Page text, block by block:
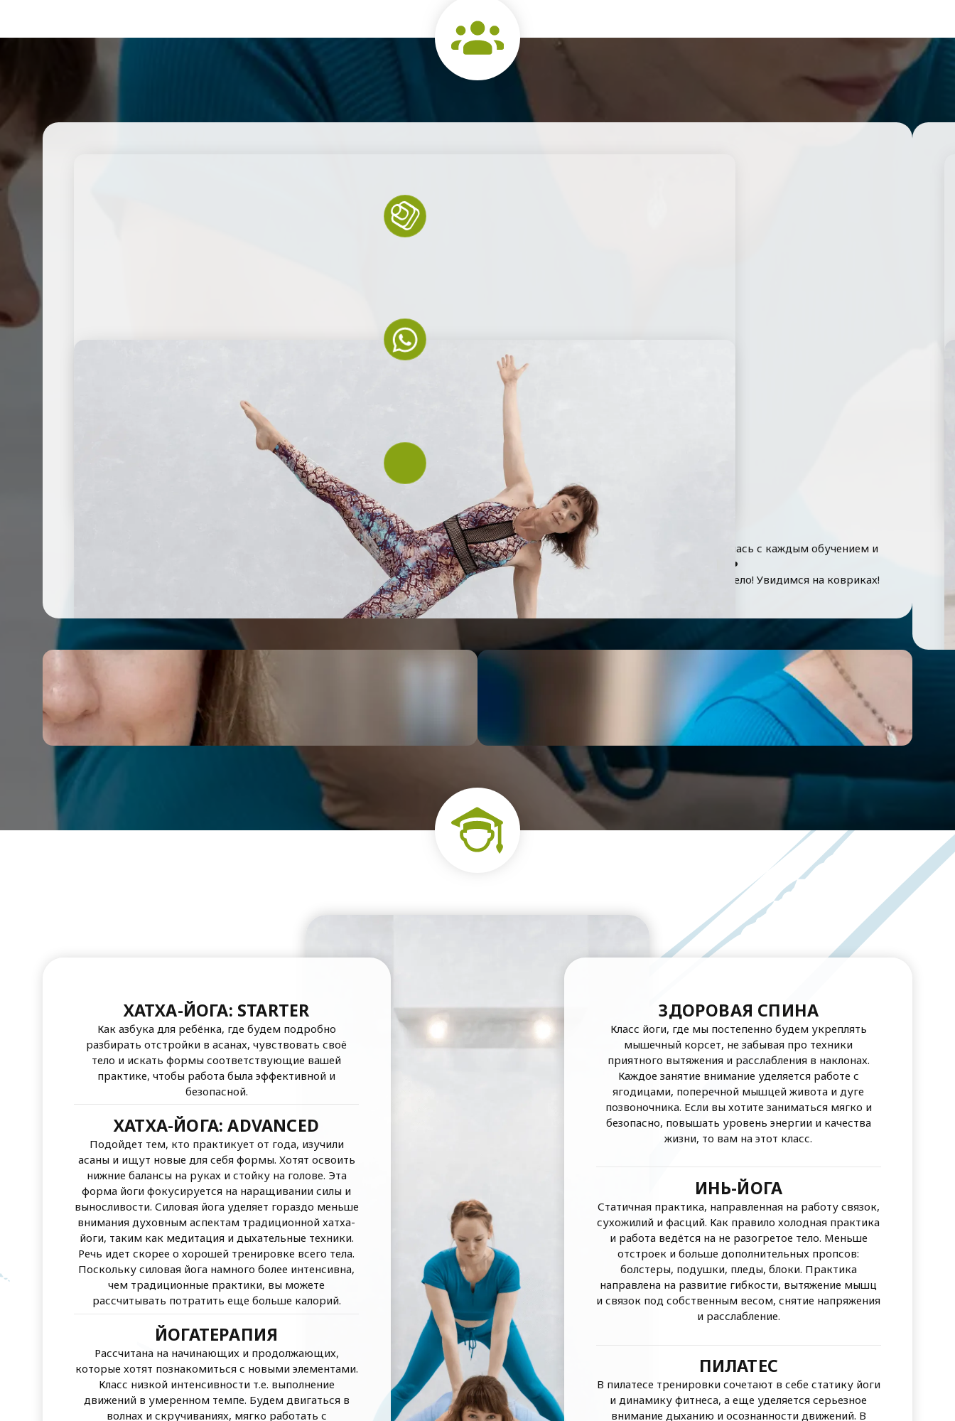
Меня зовут Татьяна Мерло и я преподаватель йоги, влюблённый в своё дело. Моя практика развивалась, трансформировалась с каждым обучением и
на сегодняшний день я дипломированный преподаватель по Хатха-йоге и Йоге для Беременных❤️
По первому же образованию являюсь Психологом и своей миссией считаю: оздоравливать тело через душу и душу через тело! Увидимся на ковриках!
ХАТХА-ЙОГА: STARTER
Как азбука для ребёнка, где будем подробно
разбирать отстройки в асанах, чувствовать своё
тело и искать формы соответствующие вашей
практике, чтобы работа была эффективной и
безопасной.
ХАТХА-ЙОГА: ADVANCED
Подойдет тем, кто практикует от года, изучили
асаны и ищут новые для себя формы. Хотят освоить
нижние балансы на руках и стойку на голове. Эта
форма йоги фокусируется на наращивании силы и
выносливости. Силовая йога уделяет гораздо меньше
внимания духовным аспектам традиционной хатха-
йоги, таким как медитация и дыхательные техники.
Речь идет скорее о хорошей тренировке всего тела.
Поскольку силовая йога намного более интенсивна,
чем традиционные практики, вы можете
рассчитывать потратить еще больше калорий.
ЙОГАТЕРАПИЯ
Рассчитана на начинающих и продолжающих,
которые хотят познакомиться с новыми элементами.
Класс низкой интенсивности т.е. выполнение
движений в умеренном темпе. Будем двигаться в
волнах и скручиваниях, мягко работать с
ЗДОРОВАЯ СПИНА
Класс йоги, где мы постепенно будем укреплять
мышечный корсет, не забывая про техники
приятного вытяжения и расслабления в наклонах.
Каждое занятие внимание уделяется работе с
ягодицами, поперечной мышцей живота и дуге
позвоночника. Если вы хотите заниматься мягко и
безопасно, повышать уровень энергии и качества
жизни, то вам на этот класс.
ИНЬ-ЙОГА
Статичная практика, направленная на работу связок,
сухожилий и фасций. Как правило холодная практика
и работа ведётся на не разогретое тело. Меньше
отстроек и больше дополнительных пропсов:
болстеры, подушки, пледы, блоки. Практика
направлена на развитие гибкости, вытяжение мышц
и связок под собственным весом, снятие напряжения
и расслабление.
ПИЛАТЕС
В пилатесе тренировки сочетают в себе статику йоги
и динамику фитнеса, а еще уделяется серьезное
внимание дыханию и осознанности движений. В